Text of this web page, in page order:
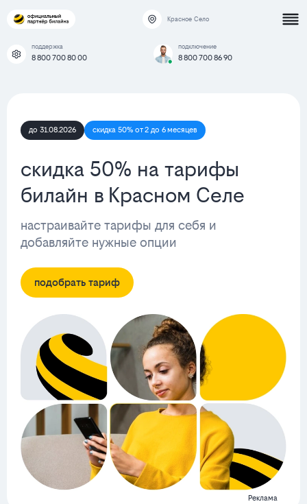
Красное Село
поддержка
8 800 700 80 00
подключение
8 800 700 86 90
до 31.08.2026 скидка 50% от 2 до 6 месяцев
скидка 50% на тарифы
билайн в Красном Селе
настраивайте тарифы для себя и
добавляйте нужные опции
подобрать тариф
Реклама